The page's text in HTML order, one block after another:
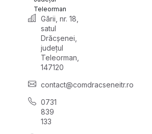
Teleorman
Gării, nr. 18,
satul
Drăcșenei,
județul
Teleorman,
147120
contact@comdracseneitr.ro
0731
839
133